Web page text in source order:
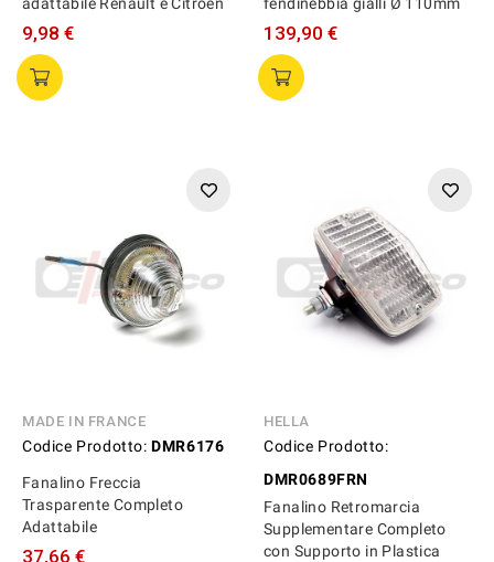
adattabile Renault e Citroën
9,98 €
fendinebbia gialli Ø 110mm
139,90 €
MADE IN FRANCE
Codice Prodotto: DMR6176
Fanalino Freccia
Trasparente Completo
Adattabile
37,66 €
HELLA
Codice Prodotto:
DMR0689FRN
Fanalino Retromarcia
Supplementare Completo
con Supporto in Plastica